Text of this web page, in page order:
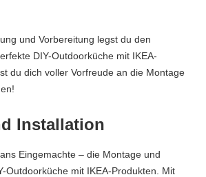
und Vorbereitung legst du den
DIY-Outdoorküche mit IKEA-
du dich voller Vorfreude an die Montage
Installation
Eingemachte – die Montage und
Outdoorküche mit IKEA-Produkten. Mit